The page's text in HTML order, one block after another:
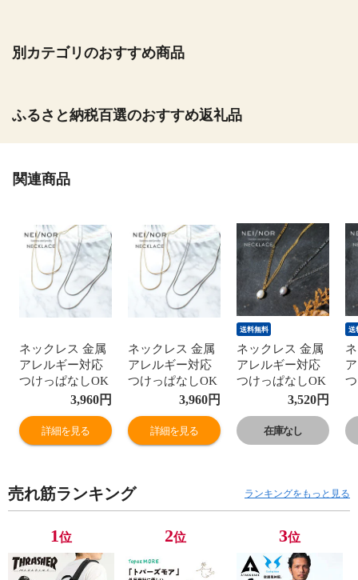
別カテゴリのおすすめ商品
ふるさと納税百選のおすすめ返礼品
関連商品
ネックレス 金属
アレルギー対応
つけっぱなしOK
医療用サージカ
ルステンレス
316L 痒くならな
い アクセサリー
3,960円
詳細を見る
ネックレス 金属
アレルギー対応
つけっぱなしOK
医療用サージカ
ルステンレス
316L 痒くならな
い アクセサリー
3,960円
詳細を見る
送料無料
ネックレス 金属
アレルギー対応
つけっぱなしOK
医療用サージカ
ルステンレス
316L 痒くならな
い アクセサリー
3,520円
在庫なし
送
売れ筋ランキング ランキングをもっと見る
1位 2位 3位